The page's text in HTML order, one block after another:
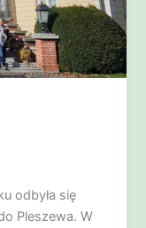
odbyła się
Pleszewa. W